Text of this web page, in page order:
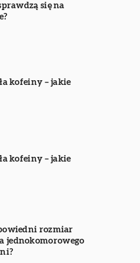
się na
kofeiny – jakie
kofeiny – jakie
rozmiar
jednokomorowego